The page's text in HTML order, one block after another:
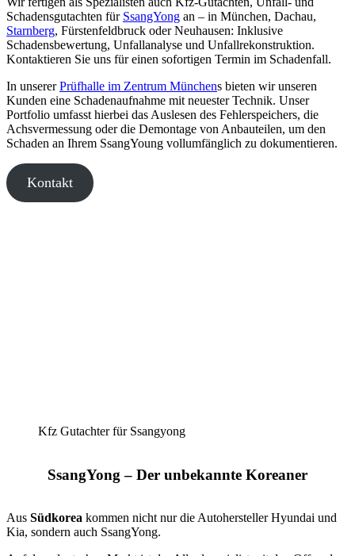
Schadensgutachten für SsangYong an – in München, Dachau,
Starnberg, Fürstenfeldbruck oder Neuhausen: Inklusive
Schadensbewertung, Unfallanalyse und Unfallrekonstruktion.
Kontaktieren Sie uns für einen sofortigen Termin im Schadenfall.
In unsererPrüfhalle im Zentrum Münchens bieten wir unseren
Kunden eine Schadenaufnahme mit neuester Technik. Unser
Portfolio umfasst hierbei das Auslesen des Fehlerspeichers, die
Achsvermessung oder die Demontage von Anbauteilen, um den
Schaden an Ihrem SsangYoung vollumfänglich zu dokumentieren.
Kontakt
Kfz Gutachter für Ssangyong
SsangYong – Der unbekannte Koreaner
Aus Südkorea kommen nicht nur die Autohersteller Hyundai und
Kia, sondern auch SsangYong.